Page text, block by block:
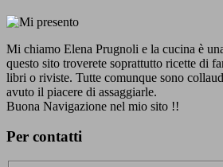
Mi chiamo Elena Prugnoli e la cucina è
questo sito troverete soprattutto ricette di
libri o riviste. Tutte comunque sono
avuto il piacere di assaggiarle.
Buona Navigazione nel mio sito !!
Per contatti